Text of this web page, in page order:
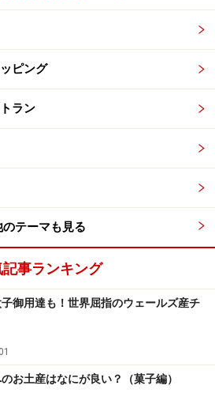
など、安全確保に十分注意を払ってく
1/3 次のページへ
ピング
ラン
のテーマも見る
記事ランキング
御用達も！世界屈指のウェールズ産チ
お土産はなにが良い？（菓子編）